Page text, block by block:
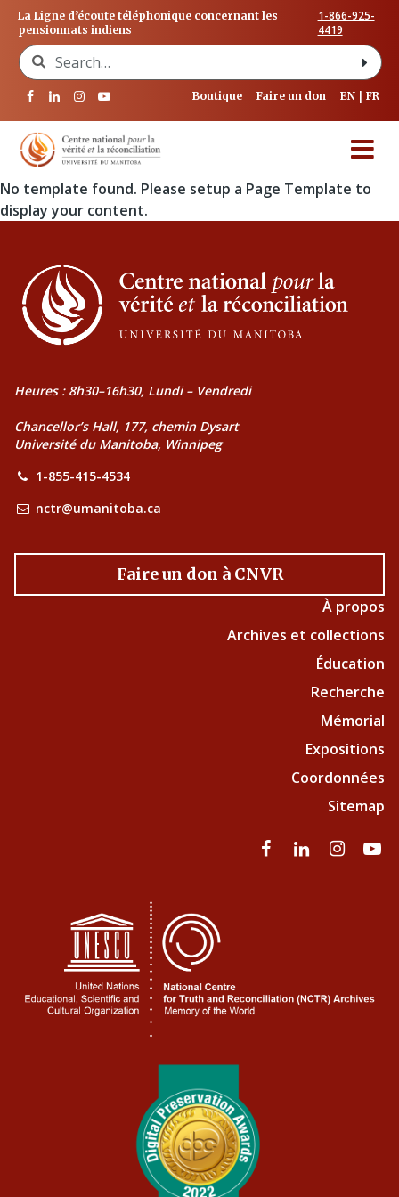
La Ligne d’écoute téléphonique concernant les
pensionnats indiens
1-866-925-
4419
Search for:
Boutique Faire un don EN FR
No template found. Please setup a Page Template to
display your content.
Heures : 8h30–16h30, Lundi – Vendredi
Chancellor’s Hall, 177, chemin Dysart
Université du Manitoba, Winnipeg
1-855-415-4534
nctr@umanitoba.ca
Faire un don à CNVR
À propos
Archives et collections
Éducation
Recherche
Mémorial
Expositions
Coordonnées
Sitemap